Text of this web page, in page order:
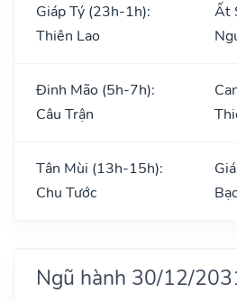
Giáp Tý (23h-1h):
Thiên Lao
Ất
Đinh Mão (5h-7h):
Câu Trận
Tân Mùi (13h-15h):
Chu Tước
Ngũ hành 30/12/